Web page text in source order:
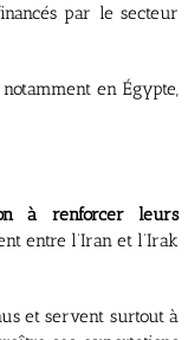
par le secteur
en Égypte,
à renforcer leurs
entre l’Iran et l’Irak
et servent surtout à